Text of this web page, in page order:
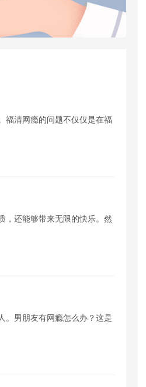
福清网瘾的问题不仅仅是在福
，还能够带来无限的快乐。然
。男朋友有网瘾怎么办？这是